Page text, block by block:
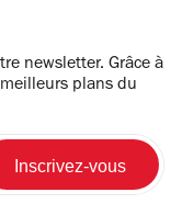
newsletter. Grâce à
plans du